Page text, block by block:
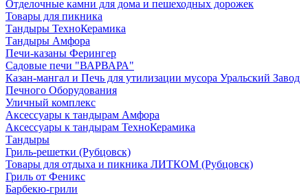
Отделочные камни для дома и пешеходных дорожек
Товары для пикника
Тандыры ТехноКерамика
Тандыры Амфора
Печи-казаны Ферингер
Садовые печи "ВАРВАРА"
Казан-мангал и Печь для утилизации мусора Уральский Завод
Печного Оборудования
Уличный комплекс
Аксессуары к тандырам Амфора
Аксессуары к тандырам ТехноКерамика
Тандыры
Гриль-решетки (Рубцовск)
Товары для отдыха и пикника ЛИТКОМ (Рубцовск)
Гриль от Феникс
Барбекю-грили